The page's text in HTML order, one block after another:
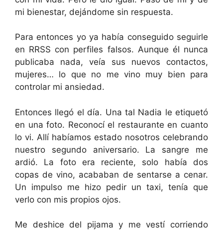
mi bienestar, dejándome sin respuesta.
Para entonces yo ya había conseguido seguirle
en RRSS con perfiles falsos. Aunque él nunca
publicaba nada, veía sus nuevos contactos,
mujeres… lo que no me vino muy bien para
controlar mi ansiedad.
Entonces llegó el día. Una tal Nadia le etiquetó
en una foto. Reconocí el restaurante en cuanto
lo vi. Allí habíamos estado nosotros celebrando
nuestro segundo aniversario. La sangre me
ardió. La foto era reciente, solo había dos
copas de vino, acababan de sentarse a cenar.
Un impulso me hizo pedir un taxi, tenía que
verlo con mis propios ojos.
Me deshice del pijama y me vestí corriendo